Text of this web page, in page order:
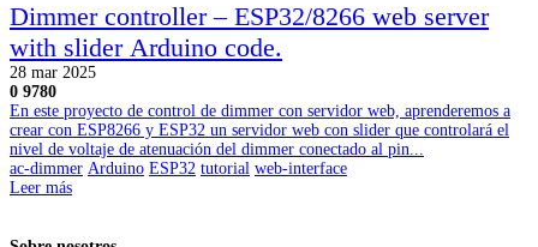
Dimmer controller – ESP32/8266 web server
with slider Arduino code.
28 mar 2025
0 9780
En este proyecto de control de dimmer con servidor web, aprenderemos a
crear con ESP8266 y ESP32 un servidor web con slider que controlará el
nivel de voltaje de atenuación del dimmer conectado al pin...
ac-dimmer Arduino ESP32 tutorial web-interface
Leer más